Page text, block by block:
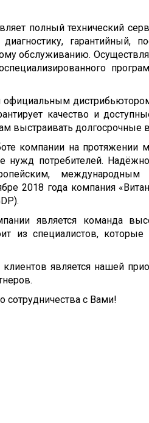
полный технический
гарантийный,
обслуживанию.
официальным
качество и
выстраивать
компании на протяжении
нужд потребителей.
международным
2018 года компания
является команда
из специалистов,
является нашей
с Вами!